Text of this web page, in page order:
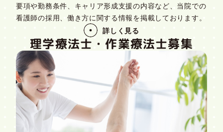
要項や勤務条件、キャリア形成支援の内容など、当院での
看護師の採用、働き方に関する情報を掲載しております。
詳しく見る
理学療法士・作業療法士募集